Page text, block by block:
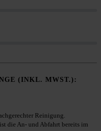
(INKL. MWST.):
Reinigung.
die An- und Abfahrt bereits im